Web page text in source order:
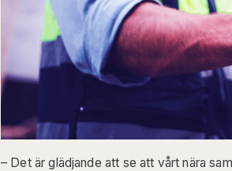
– Det är glädjande att se att vårt nära